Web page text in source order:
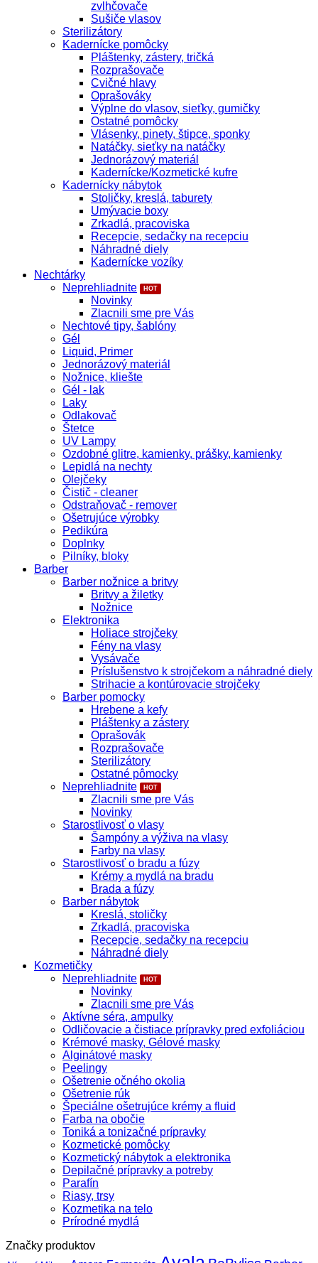
zvlhčovače
Sušiče vlasov
Sterilizátory
Kadernícke pomôcky
Pláštenky, zástery, tričká
Rozprašovače
Cvičné hlavy
Oprašováky
Výplne do vlasov, sieťky, gumičky
Ostatné pomôcky
Vlásenky, pinety, štipce, sponky
Natáčky, sieťky na natáčky
Jednorázový materiál
Kadernícke/Kozmetické kufre
Kadernícky nábytok
Stoličky, kreslá, taburety
Umývacie boxy
Zrkadlá, pracoviska
Recepcie, sedačky na recepciu
Náhradné diely
Kadernícke vozíky
Nechtárky
Neprehliadnite
Novinky
Zlacnili sme pre Vás
Nechtové tipy, šablóny
Gél
Liquid, Primer
Jednorázový materiál
Nožnice, kliešte
Gél - lak
Laky
Odlakovač
Štetce
UV Lampy
Ozdobné glitre, kamienky, prášky, kamienky
Lepidlá na nechty
Olejčeky
Čistič - cleaner
Odstraňovač - remover
Ošetrujúce výrobky
Pedikúra
Doplnky
Pilníky, bloky
Barber
Barber nožnice a britvy
Britvy a žiletky
Nožnice
Elektronika
Holiace strojčeky
Fény na vlasy
Vysávače
Príslušenstvo k strojčekom a náhradné diely
Strihacie a kontúrovacie strojčeky
Barber pomocky
Hrebene a kefy
Pláštenky a zástery
Oprašovák
Rozprašovače
Sterilizátory
Ostatné pômocky
Neprehliadnite
Zlacnili sme pre Vás
Novinky
Starostlivosť o vlasy
Šampóny a výživa na vlasy
Farby na vlasy
Starostlivosť o bradu a fúzy
Krémy a mydlá na bradu
Brada a fúzy
Barber nábytok
Kreslá, stoličky
Zrkadlá, pracoviska
Recepcie, sedačky na recepciu
Náhradné diely
Kozmetičky
Neprehliadnite
Novinky
Zlacnili sme pre Vás
Aktívne séra, ampulky
Odličovacie a čistiace prípravky pred exfoliáciou
Krémové masky, Gélové masky
Alginátové masky
Peelingy
Ošetrenie očného okolia
Ošetrenie rúk
Špeciálne ošetrujúce krémy a fluid
Farba na obočie
Toniká a tonizačné prípravky
Kozmetické pomôcky
Kozmetický nábytok a elektronika
Depilačné prípravky a potreby
Parafín
Riasy, trsy
Kozmetika na telo
Prírodné mydlá
Značky produktov